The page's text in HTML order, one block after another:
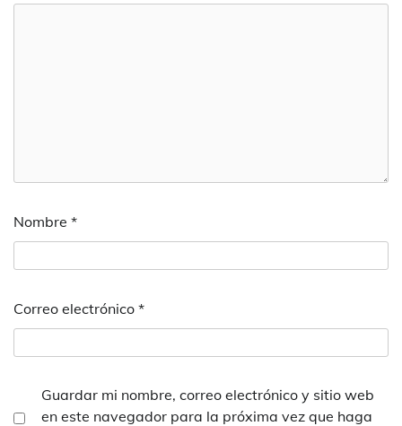
Nombre *
Correo electrónico *
Guardar mi nombre, correo electrónico y sitio web
en este navegador para la próxima vez que haga